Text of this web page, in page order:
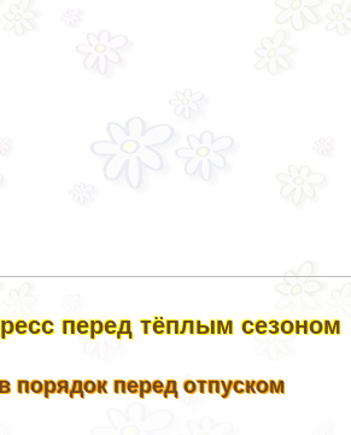
перед тёплым сезоном
порядок перед отпуском